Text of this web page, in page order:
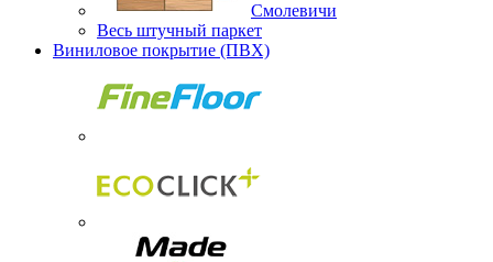
Смолевичи
Весь штучный паркет
Виниловое покрытие (ПВХ)